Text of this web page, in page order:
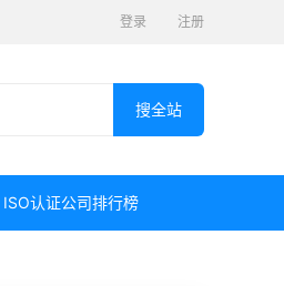
登录 注册
ISO认证公司排行榜